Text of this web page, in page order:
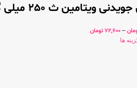
ویتامین ث 250 میلی گرم اسوه
–
72,600تومان
ها